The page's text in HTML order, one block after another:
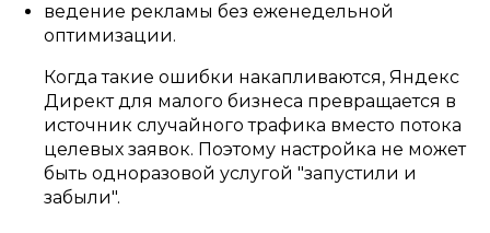
ведение рекламы без еженедельной
оптимизации.
Когда такие ошибки накапливаются, Яндекс
Директ для малого бизнеса превращается в
источник случайного трафика вместо потока
целевых заявок. Поэтому настройка не может
быть одноразовой услугой "запустили и
забыли".